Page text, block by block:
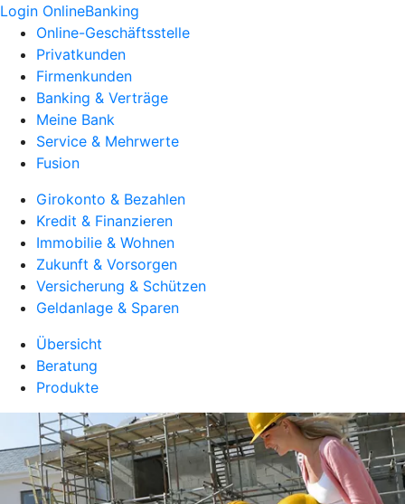
Login OnlineBanking
Online-Geschäftsstelle
Privatkunden
Firmenkunden
Banking & Verträge
Meine Bank
Service & Mehrwerte
Fusion
Girokonto & Bezahlen
Kredit & Finanzieren
Immobilie & Wohnen
Zukunft & Vorsorgen
Versicherung & Schützen
Geldanlage & Sparen
Übersicht
Beratung
Produkte